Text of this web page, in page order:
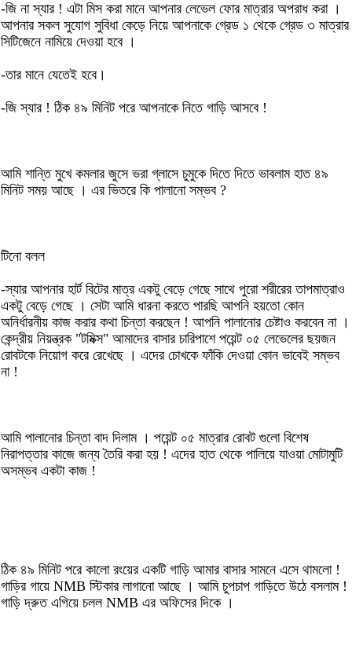
-জি না স্যার ! এটা মিস করা মানে আপনার লেভেল ফোর মাত্রার অপরাধ করা ।
আপনার সকল সুযোগ সুবিধা কেড়ে নিয়ে আপনাকে গ্রেড ১ থেকে গ্রেড ৩ মাত্রার
সিটিজেনে নামিয়ে দেওয়া হবে ।
-তার মানে যেতেই হবে।
-জি স্যার ! ঠিক ৪৯ মিনিট পরে আপনাকে নিতে গাড়ি আসবে !
আমি শান্তি মুখে কমলার জুসে ভরা গ্লাসে চুমুকে দিতে দিতে ভাবলাম হাত ৪৯
মিনিট সময় আছে । এর ভিতরে কি পালানো সম্ভব ?
টিনো বলল
-স্যার আপনার হার্ট বিটের মাত্র একটু বেড়ে গেছে সাথে পুরো শরীরের তাপমাত্রাও
একটু বেড়ে গেছে । সেটা আমি ধারনা করতে পারছি আপনি হয়তো কোন
অনির্ধারনীয় কাজ করার কথা চিন্তা করছেন ! আপনি পালানোর চেষ্টাও করবেন না ।
কেন্দ্রীয় নিয়ন্ত্রক "টমিক্স" আমাদের বাসার চারিপাশে পয়েন্ট ০৫ লেভেলের ছয়জন
রোবটকে নিয়োগ করে রেখেছে । এদের চোখকে ফাঁকি দেওয়া কোন ভাবেই সম্ভব
না !
আমি পালানোর চিন্তা বাদ দিলাম । পয়েন্ট ০৫ মাত্রার রোবট গুলো বিশেষ
নিরাপত্তার কাজে জন্য তৈরি করা হয় ! এদের হাত থেকে পালিয়ে যাওয়া মোটামুটি
অসম্ভব একটা কাজ !
ঠিক ৪৯ মিনিট পরে কালো রংয়ের একটি গাড়ি আমার বাসার সামনে এসে থামলো !
গাড়ির গায়ে NMB স্টিকার লাগানো আছে । আমি চুপচাপ গাড়িতে উঠে বসলাম !
গাড়ি দ্রুত এগিয়ে চলল NMB এর অফিসের দিকে ।